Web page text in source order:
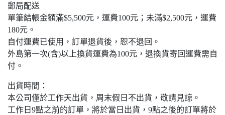
郵局配送
單筆結帳金額滿$5,500元，運費100元；未滿$2,500元，運費
180元。
自付運費已使用，訂單退貨後，恕不退回。
外島第一次(含)以上換貨運費為100元，退換貨寄回運費需自
付。
出貨時間：
本公司僅於工作天出貨，周末假日不出貨，敬請見諒。
工作日9點之前的訂單，將於當日出貨，9點之後的訂單將於